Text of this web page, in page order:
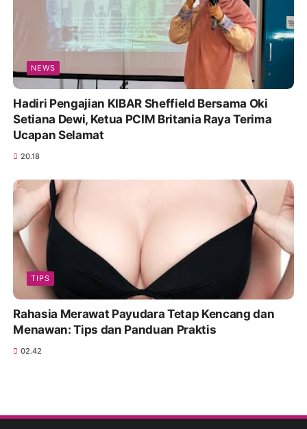
NEWS
Hadiri Pengajian KIBAR Sheffield Bersama Oki
Setiana Dewi, Ketua PCIM Britania Raya Terima
Ucapan Selamat
20.18
TIPS
Rahasia Merawat Payudara Tetap Kencang dan
Menawan: Tips dan Panduan Praktis
02.42